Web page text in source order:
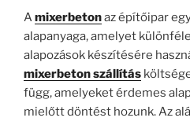
Amixerbetonaz építőipar
alapanyaga, amelyet
alapozások készítésére
mixerbeton szállítás
függ, amelyeket érdemes
mielőtt döntést hozunk. Az